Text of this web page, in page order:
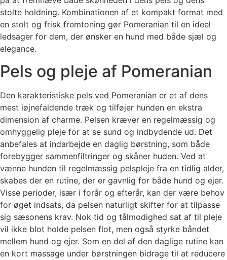
stolte holdning. Kombinationen af et kompakt format med
en stolt og frisk fremtoning gør Pomeranian til en ideel
ledsager for dem, der ønsker en hund med både sjæl og
elegance.
Pels og pleje af Pomeranian
Den karakteristiske pels ved Pomeranian er et af dens
mest iøjnefaldende træk og tilføjer hunden en ekstra
dimension af charme. Pelsen kræver en regelmæssig og
omhyggelig pleje for at se sund og indbydende ud. Det
anbefales at indarbejde en daglig børstning, som både
forebygger sammenfiltringer og skåner huden. Ved at
vænne hunden til regelmæssig pelspleje fra en tidlig alder,
skabes der en rutine, der er gavnlig for både hund og ejer.
Visse perioder, især i forår og efterår, kan der være behov
for øget indsats, da pelsen naturligt skifter for at tilpasse
sig sæsonens krav. Nok tid og tålmodighed sat af til pleje
vil ikke blot holde pelsen flot, men også styrke båndet
mellem hund og ejer. Som en del af den daglige rutine kan
en kort massage under børstningen bidrage til at reducere